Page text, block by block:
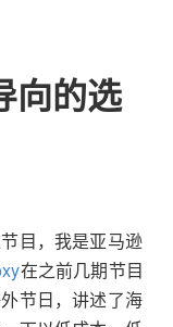
向的选
目，我是亚马逊
在之前几期节目
节日，讲述了海